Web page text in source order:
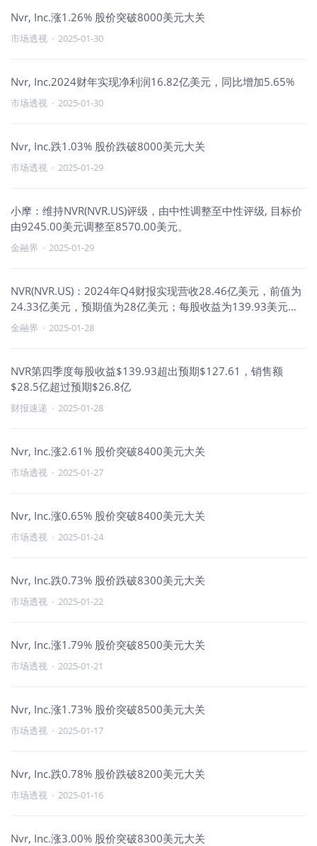
Nvr, Inc.涨1.26% 股价突破8000美元大关
市场透视 · 2025-01-30
Nvr, Inc.2024财年实现净利润16.82亿美元，同比增加5.65%
市场透视 · 2025-01-30
Nvr, Inc.跌1.03% 股价跌破8000美元大关
市场透视 · 2025-01-29
小摩：维持NVR(NVR.US)评级，由中性调整至中性评级, 目标价
由9245.00美元调整至8570.00美元。
金融界 · 2025-01-29
NVR(NVR.US)：2024年Q4财报实现营收28.46亿美元，前值为
24.33亿美元，预期值为28亿美元；每股收益为139.93美元，
前值为121.56美元，预期值为129.87美元。
金融界 · 2025-01-28
NVR第四季度每股收益$139.93超出预期$127.61，销售额
$28.5亿超过预期$26.8亿
财报速递 · 2025-01-28
Nvr, Inc.涨2.61% 股价突破8400美元大关
市场透视 · 2025-01-27
Nvr, Inc.涨0.65% 股价突破8400美元大关
市场透视 · 2025-01-24
Nvr, Inc.跌0.73% 股价跌破8300美元大关
市场透视 · 2025-01-22
Nvr, Inc.涨1.79% 股价突破8500美元大关
市场透视 · 2025-01-21
Nvr, Inc.涨1.73% 股价突破8500美元大关
市场透视 · 2025-01-17
Nvr, Inc.跌0.78% 股价跌破8200美元大关
市场透视 · 2025-01-16
Nvr, Inc.涨3.00% 股价突破8300美元大关